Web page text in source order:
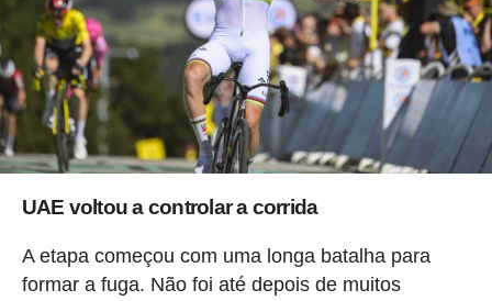
UAE voltou a controlar a corrida
A etapa começou com uma longa batalha para
formar a fuga. Não foi até depois de muitos